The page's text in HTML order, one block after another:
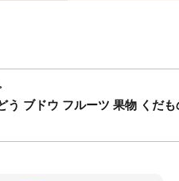
ブドウ フルーツ 果物 くだ